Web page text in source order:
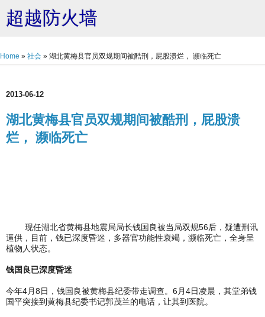
超越防火墙
Home » 社会 » 湖北黄梅县官员双规期间被酷刑，屁股溃烂， 濒临死亡
2013-06-12
湖北黄梅县官员双规期间被酷刑，屁股溃
烂， 濒临死亡
现任湖北省黄梅县地震局局长钱国良被当局双规56后，疑遭刑讯
逼供，目前，钱已深度昏迷，多器官功能性衰竭，濒临死亡，全身呈
植物人状态。
钱国良已深度昏迷
今年4月8日，钱国良被黄梅县纪委带走调查。6月4日凌晨，其堂弟钱
国平突接到黄梅县纪委书记郭茂兰的电话，让其到医院。